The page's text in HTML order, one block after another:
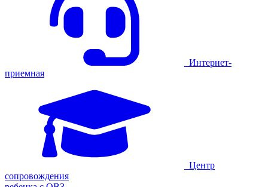
Интернет-
приемная
Центр
сопровождения